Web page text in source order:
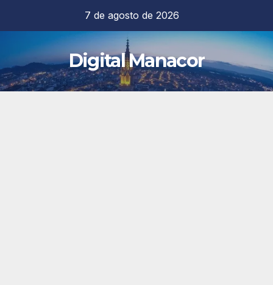
contenido
7 de agosto de 2026
Digital Manacor